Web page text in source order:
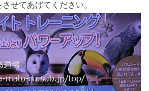
せてあげてください。